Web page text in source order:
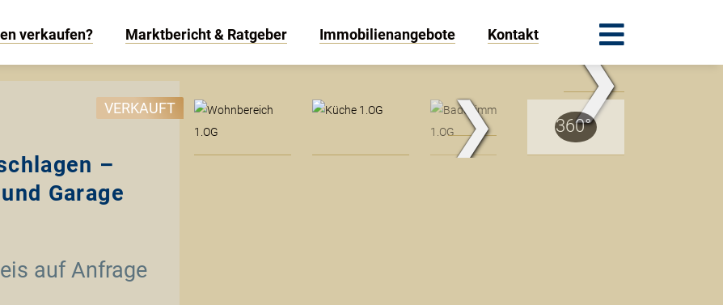
verkaufen? Marktbericht & Ratgeber Immobilienangebote Kontakt
VERKAUFT
–
Garage
auf Anfrage
Wohnbereich 1.OG ❯
❯